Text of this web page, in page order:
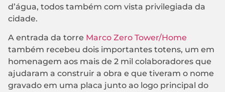
d’água, todos também com vista privilegiada da
cidade.
A entrada da torre Marco Zero Tower/Home
também recebeu dois importantes totens, um em
homenagem aos mais de 2 mil colaboradores que
ajudaram a construir a obra e que tiveram o nome
gravado em uma placa junto ao logo principal do